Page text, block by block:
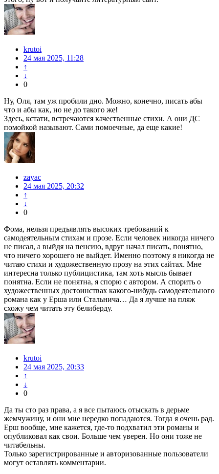
krutoi
24 мая 2025, 11:28
↑
↓
0
Ну, Оля, там уж пробили дно. Можно, конечно, писать абы
что и абы как, но не до такого же!
Здесь, кстати, встречаются качественные стихи. А они ДС
помойкой называют. Сами помоечные, да еще какие!
zayac
24 мая 2025, 20:32
↑
↓
0
Фома, нельзя предъявлять высоких требований к
самодеятельным стихам и прозе. Если человек никогда ничего
не писал, а выйдя на пенсию, вдруг начал писать, понятно,
что ничего хорошего не выйдет. Именно поэтому я никогда не
читаю стихи и художественную прозу на этих сайтах. Мне
интересна только публицистика, там хоть мысль бывает
понятна. Если не понятна, я спорю с автором. А спорить о
художественных достоинствах какого-нибудь самодеятельного
романа как у Ерша или Стальнича… Да я лучше на пляж
схожу чем читать эту белиберду.
krutoi
24 мая 2025, 20:33
↑
↓
0
Да ты сто раз права, а я все пытаюсь отыскать в дерьме
жемчужину, и они мне нередко попадаются. Тогда я очень рад.
Ерш вообще, мне кажется, где-то подхватил эти романы и
опубликовал как свои. Больше чем уверен. Но они тоже не
читабельны.
Только зарегистрированные и авторизованные пользователи
могут оставлять комментарии.